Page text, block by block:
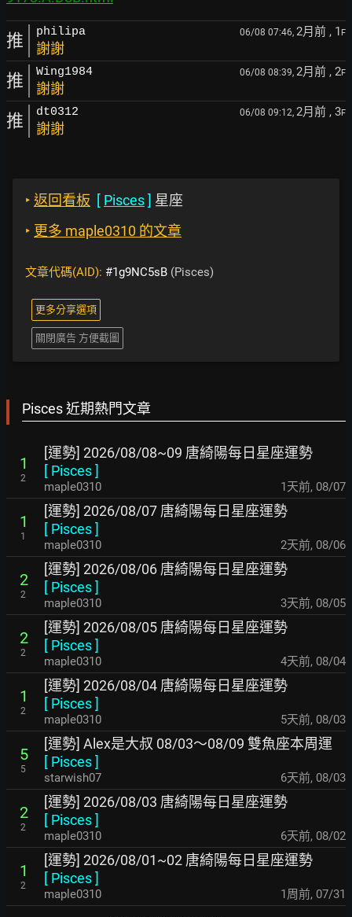
推 philipa 06/08 07:46, 2月前 , 1 F
謝謝
推 Wing1984 06/08 08:39, 2月前 , 2F
謝謝
推 dt0312 06/08 09:12, 2月前 , 3F
謝謝
‣ 返回看板 [ Pisces] 星座
‣ 更多 maple0310 的文章
文章代碼(AID): #1g9NC5sB (Pisces)
更多分享選項
關閉廣告 方便截圖
Pisces 近期熱門文章
1
2
[運勢] 2026/08/08~09 唐綺陽每日星座運勢
[ Pisces]
maple0310 1天前, 08/07
1
1
[運勢] 2026/08/07 唐綺陽每日星座運勢
[ Pisces]
maple0310 2天前, 08/06
2
2
[運勢] 2026/08/06 唐綺陽每日星座運勢
[ Pisces]
maple0310 3天前, 08/05
2
2
[運勢] 2026/08/05 唐綺陽每日星座運勢
[ Pisces]
maple0310 4天前, 08/04
1
2
[運勢] 2026/08/04 唐綺陽每日星座運勢
[ Pisces]
maple0310 5天前, 08/03
5
5
[運勢] Alex是大叔 08/03～08/09 雙魚座本周運
[ Pisces]
starwish07 6天前, 08/03
2
2
[運勢] 2026/08/03 唐綺陽每日星座運勢
[ Pisces]
maple0310 6天前, 08/02
1
2
[運勢] 2026/08/01~02 唐綺陽每日星座運勢
[ Pisces]
maple0310 1周前, 07/31